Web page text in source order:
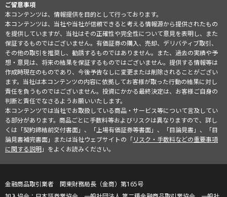
ご留意事項
本コンテンツは、情報提供を目的として行っております。
本コンテンツは、当社や当社が信頼できると考える情報源から提供されたもの
を提供していますが、当社はその正確性や完全性について意見を表明し、また
保証するものではございません。有価証券の購入、売却、デリバティブ取引、
その他の取引を推奨し、勧誘するものではありません。また、過去の実績や予
想・意見は、将来の結果を保証するものではございません。提供する情報等は
作成時現在のものであり、今後予告なしに変更または削除されることがござい
ます。当社は本コンテンツの内容に依拠してお客様が取った行動の結果に対し
責任を負うものではございません。投資にかかる最終決定は、お客様ご自身の
判断と責任でなさるようお願いいたします。
本コンテンツでは当社でお取扱している商品・サービス等について言及してい
る部分があります。商品ごとに手数料等およびリスクは異なりますので、詳し
くは「契約締結前交付書面」、「上場有価証券等書面」、「目論見書」、「目
論見書補完書面」または当社ウェブサイトの「リスク・手数料などの重要事項
に関する説明」をよくお読みください。
金融商品取引業者 関東財務局長（金商）第165号